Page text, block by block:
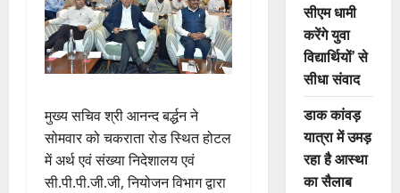
मुख्य सचिव श्री आनन्द बर्द्धन ने
सोमवार को चकराता रोड स्थित होटल
में अर्थ एवं संख्या निदेशालय एवं
सी.पी.पी.जी.जी, नियोजन विभाग द्वारा
सीएम धामी
करेंगे युवा
विद्यार्थियों’ से
सीधा संवाद
डाक कांवड़
यात्रा में उमड़
रहा है आस्था
का सैलाब